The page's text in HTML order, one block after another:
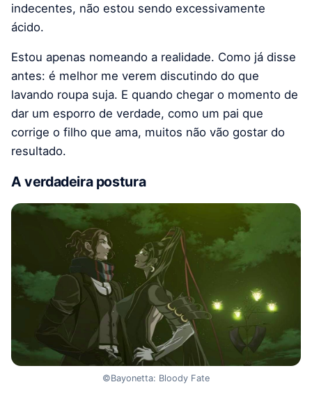
indecentes, não estou sendo excessivamente
ácido.
Estou apenas nomeando a realidade. Como já disse
antes: é melhor me verem discutindo do que
lavando roupa suja. E quando chegar o momento de
dar um esporro de verdade, como um pai que
corrige o filho que ama, muitos não vão gostar do
resultado.
A verdadeira postura
©Bayonetta: Bloody Fate